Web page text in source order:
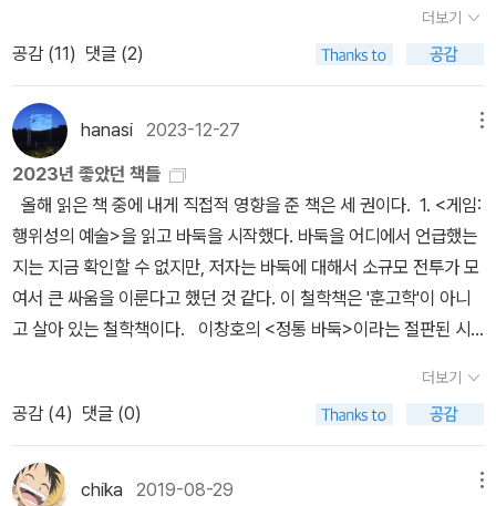
이 삼촌을죽였다는 이야기도 모두… 이때 다윈 영의 그때 한 행동은
무엇일까? 너무뻔한 답일수도 있지만, 마지막 결론만 남겨두고 오늘
각했단다. 아빠가 오늘 이야기한 내용은 굵은 줄거리만 쫓아가면서
이야기했는데, 소소한에피소드들 더 많이 담겨 있단다.….지은이 박지
리 님께서 요절하시지 않았다면 더 많은 작품들을남겼을 텐데, 참 안
타깝고도 슬프구나. 박지리 님이 남긴작품들을 하나씩 찾아 읽어봐야
겠구나. 다시 한번 지은이 박지리 님의 명복을 다시 한번 빌면서, 오늘
편지는 마치련다.PS:책의 첫 문장: 옛 수도원 건물을 기반으로 재건
축한 프라임스쿨 교정 한가운데에는 위엄 어린 양식의 종탑이 하나
서있는데, 뿌리를 잊지 않으려는 학교 정책의 일환에서인지 수도원의
가 직접 탑으로 올라가 종을 친다.책의 끝 문장: 루미는 주저 없이 다
윈의 손을 잡고 다윈이 이끄는 곳으로 걸어 나갔다.
자유로울 수 없다. 니스는 30년 간 친구의 추도식을 열었고, 소설 내
에서 수도 없이 스스로를 '살인자'라 지칭한다 - 이는 다윈에게 큰 충
격으로 작용하기도 한다. 다윈은 아버지와 할아버지를 심판하고자 하
나, 아버지에 대한 사랑, 계급으로 이루어진 사회의 허위성, 그리고 자
신이 영위하는 특권(3세대인 다윈에게는 이제는 당연시되는 것들)은
그를 손쉽게 굴복시킨다. ​다윈은 삼대에 걸쳐 내려오는 죄의 굴레를
끊어내고자 한다. 정확하게 말하자면, 다윈이 끊어내고자 하는 것은,
러너와 니스와 그가 느꼈던, '불안'이 본질인 '죄의식'이었을 것이다.
마지막 루미의 시점에서 비춰진 다윈은 초연한 모습의, 소년기를 지
나쳐버린 존재로 등장한다. 분명 다윈은 니스와 다른 선택을 했다. 자
신의 목을 손아귀에 쥐고 있던 친구를 고르고, 공포에 사로잡혀 '원
죄'를 제대로 삭제하지 못한 니스와는 달리, 다윈은 사태를 완전히 간
가 뒤따랐을 것이지만...) '원죄'와 '불안'에 더 이상 의문을 가지지 않
을 것을 요구한다. 하지만 우리는 다윈이 불안의 굴레를 자신의 대에
서 완전히 끊어낸 것인지 영영 알 수 없게 되어버렸을 뿐이다. ​박찬욱
사막의 싱크홀 '무이'에서는 어떤 일이 일어날까, 결국은 돈 앞에서 사
람의 생명이나 존엄 따위는 다 소모품일 뿐인 상황은 전쟁 같은 극한
상황에서만 볼 수 있는 것이 아니었다. 800쪽이 넘는 책이지만 엄청
난 몰입감으로 읽어낼 수 있는 놀라운 책이다. 과거인지 미래인지 알
수 없는 때, 세상은 소수의 권력자들이 지배하고 있다.세상은 가장 안
전한 구역이자 국가 권력의 핵심들이 거주하는 1구역부터 폭동이 일
어나 버려진 9구역까지 나뉘어져 있었고, 거주하는 구역이 곧 신분이
되어버렸다. 자신이 어느 구역에 거주하느냐에 따라 하는 일이 달라
졌고 받는 대우가 달라졌다.가장 높은 곳과 아득히 먼 낮은 곳. 두 곳
을 잇는 사람은 루미의 제이 삼촌이다. 프라임 스쿨의 우등생 다윈 영,
프라임 스쿨에서 기득권을 비판하는 아웃사이더 레오, 그리고 야망
리소설 같지만 그 범인을 찾는 과정에는 개인과 사회의 모순이 점철
되어 있다. 지구를 나누는 비합리성, 상위 지구를 차지한 이들의 야합,
더 높은 곳으로 가고자 어떤 짓도 마다않는 불순한 야심, 그리고 가진
가 시간 가성비 때문이라는데 나는 책 살 때 페이지 수를 계산하는 쪽
수 가성비 주의자다. 책 사면서 쪽수 따지는 내 자신이 너무 속물 같아
서 깜짝 놀랄 때가 있지만 어쩔 수가 없다. 자꾸만 페이지수를 보게 된
다. 나름 합리화도 해본다. 어쨌든 페이지수가 많다는 건 작가가 할 말
이 많다는 것이고 할 말이 많다는 것은 나름대로 그 주제에 대해서 오
랜 시간 천착했다는 뜻이 아닐까, 라면서.오래 전에 보관함에 담아 두
었던 <다윈 영의 악의 기원>을 구입했다. 종이책으로 856쪽에 달하
는 벽돌 오브 벽돌책이다. 제목만 보고서는 상당히 딥한 이야기일 거
라고 생각했는데 영어덜트 소설이라고 해서 마음을 조금 놓았다. 어
떤 평을 보니까 1984에 해리포터를 섞은 것 같은 이야기라고 하던
데, 기대가 된다. <끌리는 이야기는 어떻게 쓰는가>는 설 연휴 전에
구매한 건데 아직도 안 읽었다. 창작에 대한 책, 책에 대한 책, 이런 걸
상당히 좋아하는 편이다. 책이나 소설을 써보겠다는 꿈은 전혀 없다.
인 이야기, 매력적인 책을 쓰기 위해 불철주야 노력하는 사람들이 있
다. 그 사람들이 어떤 생각을 갖고서 창작에 임하는지 궁금해서 이 책
더보기
공감 (11) 댓글 (2)
hanasi 2023-12-27
2023년 좋았던 책들
올해 읽은 책 중에 내게 직접적 영향을 준 책은 세 권이다. 1. <게임:
행위성의 예술>을 읽고 바둑을 시작했다. 바둑을 어디에서 언급했는
지는 지금 확인할 수 없지만, 저자는 바둑에 대해서 소규모 전투가 모
여서 큰 싸움을 이룬다고 했던 것 같다. 이 철학책은 '훈고학'이 아니
고 살아 있는 철학책이다. 이창호의 <정통 바둑>이라는 절판된 시
바둑을 익히고 있다. 바둑판과 바둑알도 구입했다.2. <베르타 이슬라
>에 중요한 모티브를 제공하는 작품 두 개가 있다. 하나는 발자크의
<샤베르 대령>이다. 오랫동안 실종된 사람, 만약 그가 사망 신고도
되어 있고 알아보는 사람도 없다면 그는 신원을 증명해야 한다. 이 흥
더보기
공감 (4) 댓글 (0)
chika 2019-08-29